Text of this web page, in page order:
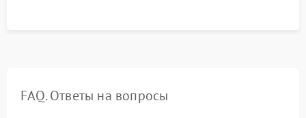
FAQ. Ответы на вопросы